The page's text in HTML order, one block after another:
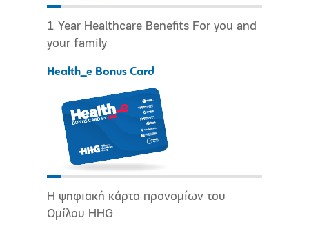
1 Year Healthcare Benefits For you and
your family
Health_e Bonus Card
Η ψηφιακή κάρτα προνομίων του
Ομίλου HHG